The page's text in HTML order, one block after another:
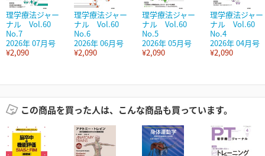
理学療法ジャー
ナル Vol.60
No.7
2026年 07月号
¥2,090
理学療法ジャー
ナル Vol.60
No.6
2026年 06月号
¥2,090
理学療法ジャー
ナル Vol.60
No.5
2026年 05月号
¥2,090
理学療法ジャー
ナル Vol.60
No.4
2026年 04月号
¥2,090
この商品を買った人は、こんな商品も買っています。